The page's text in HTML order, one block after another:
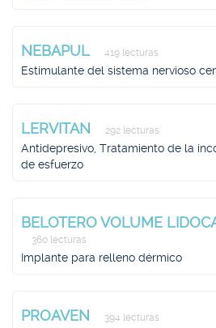
NEBAPUL 419 lecturas
Estimulante del sistema nervioso
LERVITAN 292 lecturas
Antidepresivo, Tratamiento de la
de esfuerzo
BELOTERO VOLUME
360 lecturas
Implante para relleno dérmico
PROAVEN 394 lecturas